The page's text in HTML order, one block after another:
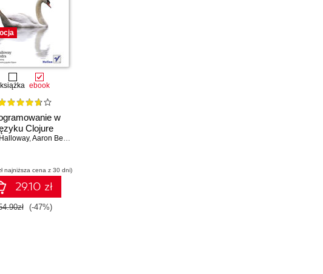
książka ebook
w
Clojure
,Aaron Bedra
najniższa cena z 30 dni)
29.10 zł
(-47%)